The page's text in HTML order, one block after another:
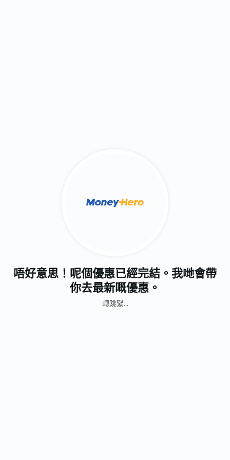
唔好意思！呢個優惠已經完結。我哋會帶
你去最新嘅優惠。
轉跳緊...